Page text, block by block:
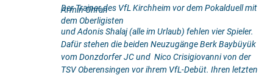
Armin Ohran
Der Trainer des VfL Kirchheim vor dem Pokalduell mit
dem Oberligisten
und Adonis Shalaj (alle im Urlaub) fehlen vier Spieler.
Dafür stehen die beiden Neuzugänge Berk Baybüyük
vom Donzdorfer JC und Nico Crisigiovanni von der
TSV Oberensingen vor ihrem VfL-Debüt. Ihren letzten